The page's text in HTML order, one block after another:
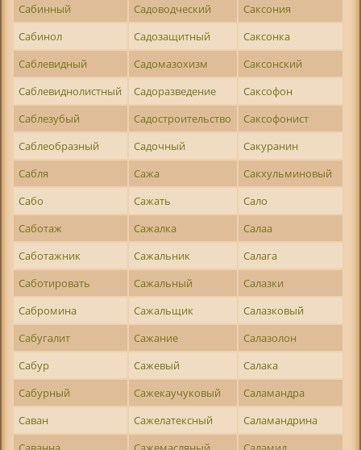
Сабинный
Садоводческий
Саксония
Сабинол
Садозащитный
Саксонка
Саблевидный
Садомазохизм
Саксонский
Саблевиднолистный
Садоразведение
Саксофон
Саблезубый
Садостроительство
Саксофонист
Саблеобразный
Садочный
Сакуранин
Сабля
Сажа
Сакхульминовый
Сабо
Сажать
Сало
Саботаж
Сажалка
Салаа
Саботажник
Сажальник
Салага
Саботировать
Сажальный
Салазки
Сабромина
Сажальщик
Салазковый
Сабугалит
Сажание
Салазолон
Сабур
Сажевый
Салака
Сабурный
Сажекаучуковый
Саламандра
Саван
Сажелатексный
Саламандрина